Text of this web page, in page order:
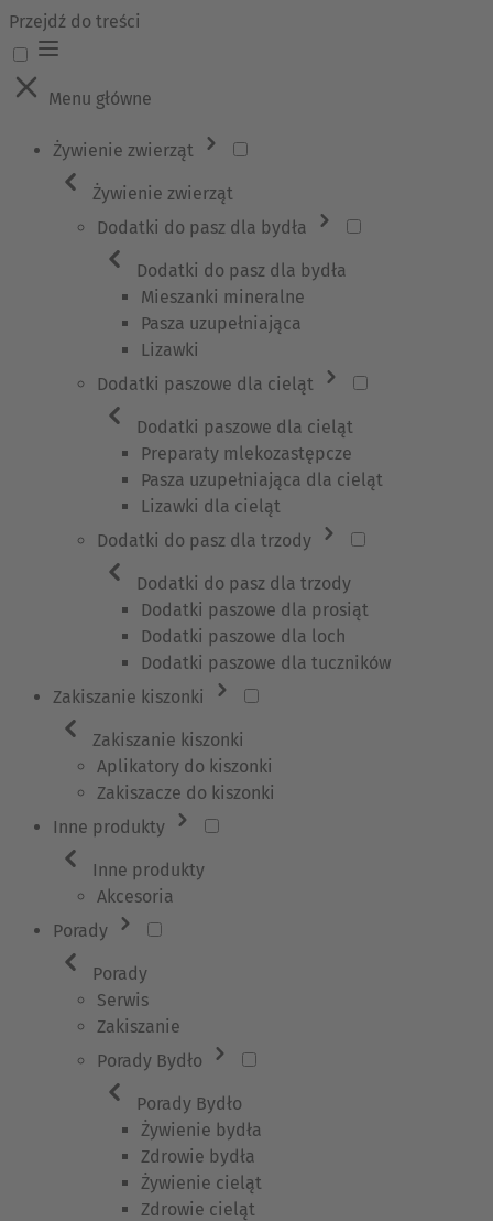
Przejdź do treści
Menu główne
Żywienie zwierząt
Żywienie zwierząt
Dodatki do pasz dla bydła
Dodatki do pasz dla bydła
Mieszanki mineralne
Pasza uzupełniająca
Lizawki
Dodatki paszowe dla cieląt
Dodatki paszowe dla cieląt
Preparaty mlekozastępcze
Pasza uzupełniająca dla cieląt
Lizawki dla cieląt
Dodatki do pasz dla trzody
Dodatki do pasz dla trzody
Dodatki paszowe dla prosiąt
Dodatki paszowe dla loch
Dodatki paszowe dla tuczników
Zakiszanie kiszonki
Zakiszanie kiszonki
Aplikatory do kiszonki
Zakiszacze do kiszonki
Inne produkty
Inne produkty
Akcesoria
Porady
Porady
Serwis
Zakiszanie
Porady Bydło
Porady Bydło
Żywienie bydła
Zdrowie bydła
Żywienie cieląt
Zdrowie cieląt